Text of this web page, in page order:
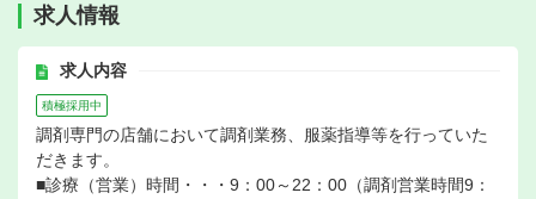
求人情報
求人内容
積極採用中
調剤専門の店舗において調剤業務、服薬指導等を行っていた
だきます。
■診療（営業）時間・・・9：00～22：00（調剤営業時間9：